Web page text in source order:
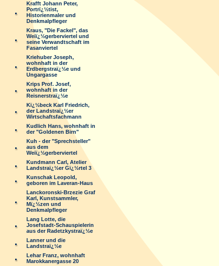
Krafft Johann Peter,
Portrï¿½tist,
Historienmaler und
Denkmalpfleger
Kraus, "Die Fackel", das
Weiï¿½gerberviertel und
seine Verwandtschaft im
Fasanviertel
Kriehuber Joseph,
wohnhaft in der
Erdbergstraï¿½e und
Ungargasse
Krips Prof. Josef,
wohnhaft in der
Reisnerstraï¿½e
Kï¿½beck Karl Friedrich,
der Landstraï¿½er
Wirtschaftsfachmann
Kudlich Hans, wohnhaft in
der "Goldenen Birn"
Kuh - der "Sprechsteller"
aus dem
Weiï¿½gerberviertel
Kundmann Carl, Atelier
Landstraï¿½er Gï¿½rtel 3
Kunschak Leopold,
geboren im Laveran-Haus
Lanckoronski-Brzezie Graf
Karl, Kunstsammler,
Mï¿½zen und
Denkmalpfleger
Lang Lotte, die
Josefstadt-Schauspielerin
aus der Radetzkystraï¿½e
Lanner und die
Landstraï¿½e
Lehar Franz, wohnhaft
Marokkanergasse 20